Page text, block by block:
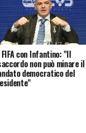
FIFA con Infantino: "Il
non può minare il
democratico del